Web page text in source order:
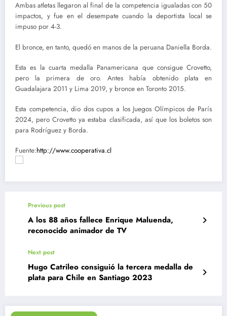
Ambas atletas llegaron al final de la competencia igualadas con 50
impactos, y fue en el desempate cuando la deportista local se
impuso por 4-3.
El bronce, en tanto, quedó en manos de la peruana Daniella Borda.
Esta es la cuarta medalla Panamericana que consigue Crovetto,
pero la primera de oro. Antes había obtenido plata en
Guadalajara 2011 y Lima 2019, y bronce en Toronto 2015.
Esta competencia, dio dos cupos a los Juegos Olímpicos de París
2024, pero Crovetto ya estaba clasificada, así que los boletos son
para Rodríguez y Borda.
Fuente:http://www.cooperativa.cl
Previous post
A los 88 años fallece Enrique Maluenda,
reconocido animador de TV
Next post
Hugo Catrileo consiguió la tercera medalla de
plata para Chile en Santiago 2023